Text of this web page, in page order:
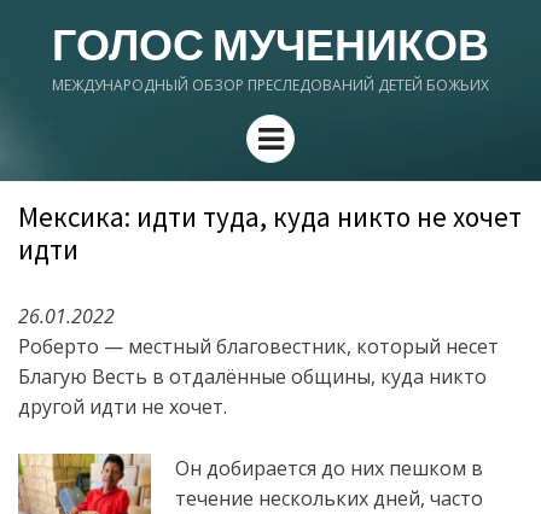
ГОЛОС МУЧЕНИКОВ
МЕЖДУНАРОДНЫЙ ОБЗОР ПРЕСЛЕДОВАНИЙ ДЕТЕЙ БОЖЬИХ
Menu
Мексика: идти туда, куда никто не хочет
идти
26.01.2022
Роберто — местный благовестник, который несет
Благую Весть в отдалённые общины, куда никто
другой идти не хочет.
Он добирается до них пешком в
течение нескольких дней, часто